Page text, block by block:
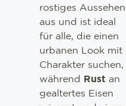
rostiges Aussehen
aus und ist ideal
für alle, die einen
urbanen Look mit
Charakter suchen,
während Rust an
gealtertes Eisen